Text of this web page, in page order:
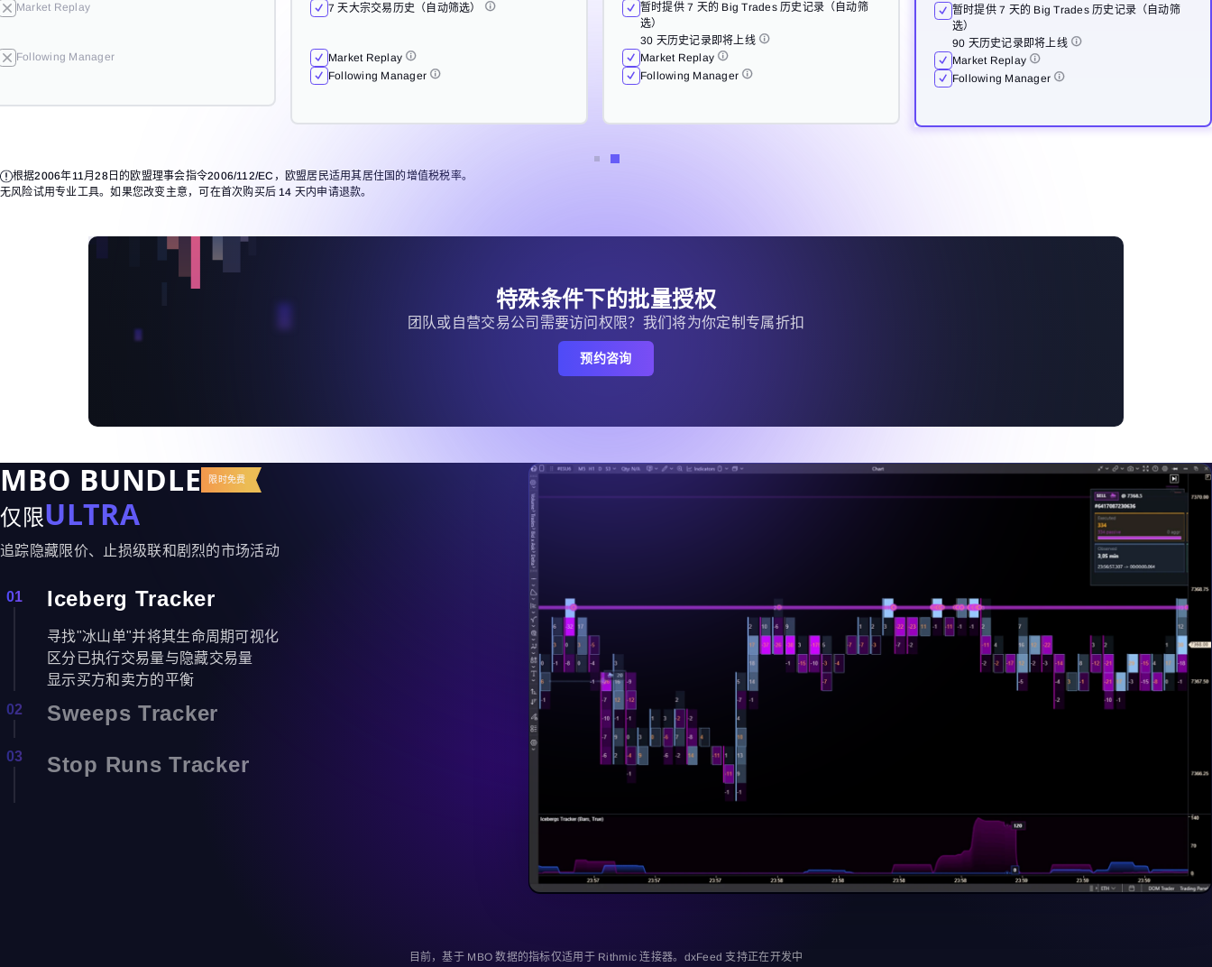
Market Replay
Following Manager
Market Replay
Following Manager
Market Replay
Following Manager
Market Replay
Following Manager
Market Replay
Following Manager
Market Replay
Following Manager
Market Replay
Following Manager
Market Replay
Following Manager
Market Replay
Following Manager
7 天大宗交易历史（自动筛选）
Market Replay
Following Manager
暂时提供 7 天的 Big Trades 历史记录（自动筛
选）
30 天历史记录即将上线
Market Replay
Following Manager
暂时提供 7 天的 Big Trades 历史记录（自动筛
选）
90 天历史记录即将上线
Market Replay
Following Manager
Market Replay
Following Manager
Following Manager Following Manager
根据2006年11月28日的欧盟理事会指令2006/112/EC，欧盟居民适用其居住国的增值税税率。
无风险试用专业工具。如果您改变主意，可在首次购买后 14 天内申请退款。
特殊条件下的批量授权
团队或自营交易公司需要访问权限？我们将为你定制专属折扣
预约咨询
MBO BUNDLE 限时免费
仅限ULTRA
追踪隐藏限价、止损级联和剧烈的市场活动
01 Iceberg Tracker
寻找"冰山单"并将其生命周期可视化
区分已执行交易量与隐藏交易量
显示买方和卖方的平衡
02
Sweeps Tracker
将不同价格水平的交易合并为一个市价单
03 Stop Runs Tracker
目前，基于 MBO 数据的指标仅适用于 Rithmic 连接器。dxFeed 支持正在开发中
登录
登录
没有账号？
重置密码
输入你的邮箱地址，我们会发送一个链接，让你创建新密码。
重置密码
注册
我希望收到 ATAS 提供的特别优惠
Terms of use
已有账号？